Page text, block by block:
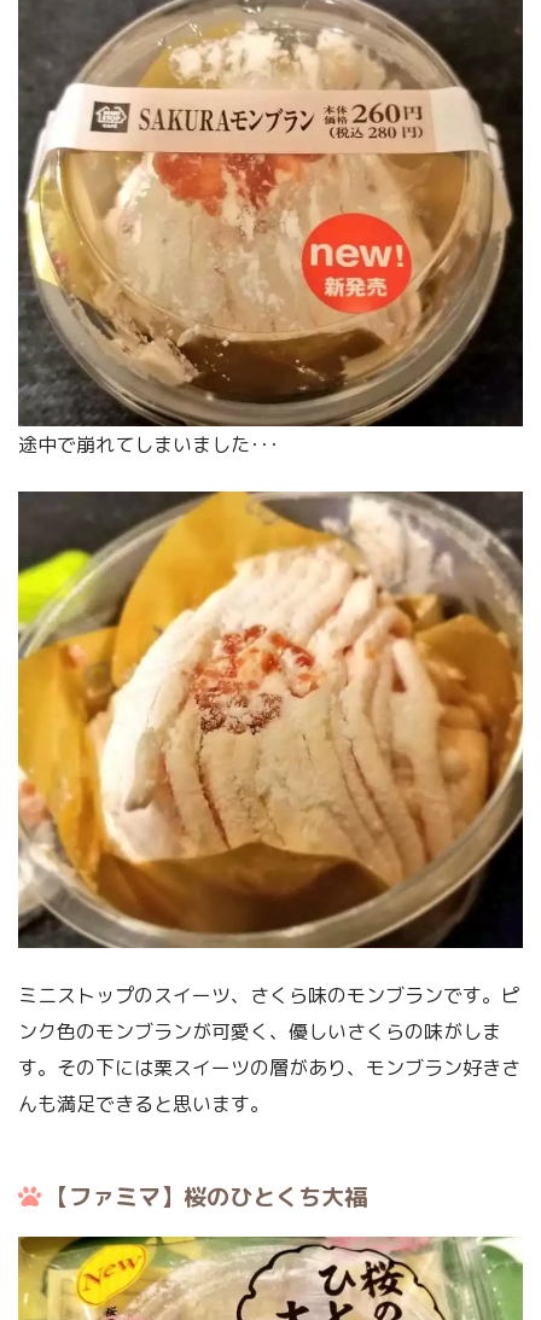
途中で崩れてしまいました･･･
ミニストップのスイーツ、さくら味のモンブランです。ピ
ンク色のモンブランが可愛く、優しいさくらの味がしま
す。その下には栗スイーツの層があり、モンブラン好きさ
んも満足できると思います。
【ファミマ】桜のひとくち大福